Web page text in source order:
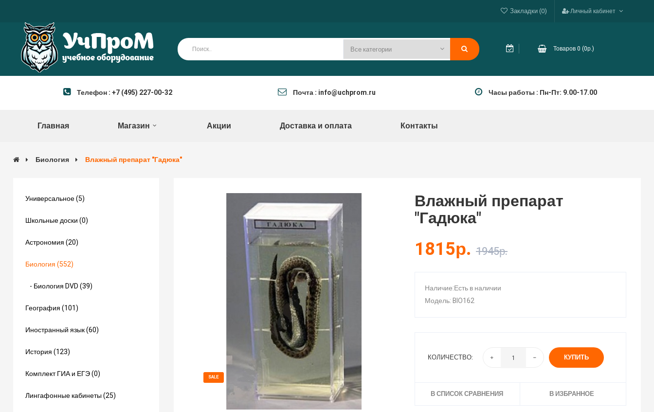
Личный кабинет
Закладки (0)
Товаров 0 (0р.)
Телефон : +7 (495) 227-00-32 Почта : info@uchprom.ru Часы работы : Пн-Пт: 9.00-17.00
Главная Магазин Акции Доставка и оплата Контакты
Биология Влажный препарат "Гадюка"
Универсальное (5)
Школьные доски (0)
Астрономия (20)
Биология (552)
- Биология DVD (39)
География (101)
Иностранный язык (60)
История (123)
Комплект ГИА и ЕГЭ (0)
Лингафонные кабинеты (25)
SALE
Влажный препарат
"Гадюка"
1815р. 1945р.
Наличие:Есть в наличии
Модель: BIO162
КОЛИЧЕСТВО: КУПИТЬ
В СПИСОК СРАВНЕНИЯ В ИЗБРАННОЕ